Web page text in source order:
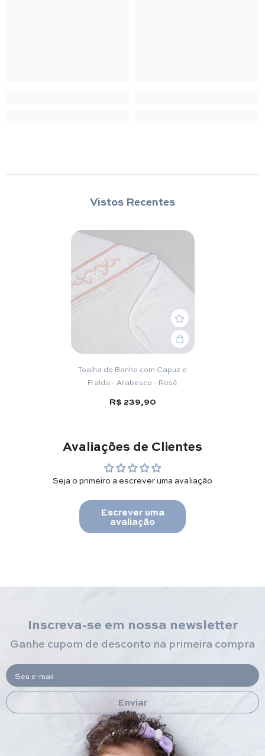
Vistos Recentes
Toalha de Banho com Capuz e
Fralda - Arabesco - Rosê
R$ 239,90
Avaliações de Clientes
Seja o primeiro a escrever uma avaliação
Escrever uma
avaliação
Inscreva-se em nossa newsletter
Ganhe cupom de desconto na primeira compra
Seu e-mail
Enviar